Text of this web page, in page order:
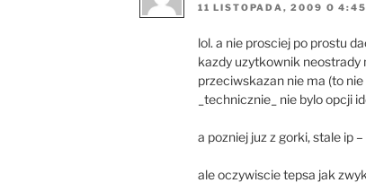
11 LISTOPADA, 2009 O 4:45
lol. a nie prosciej po prostu
kazdy uzytkownik
przeciwskazan nie ma (to
_technicznie_ nie bylo opcji
a pozniej juz z gorki, stale ip
ale oczywiscie tepsa jak